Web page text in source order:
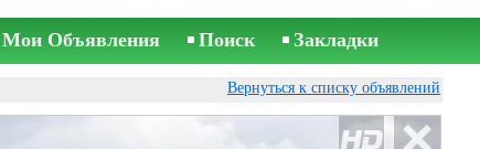
Мои Объявления Поиск Закладки
Вернуться к списку объявлений